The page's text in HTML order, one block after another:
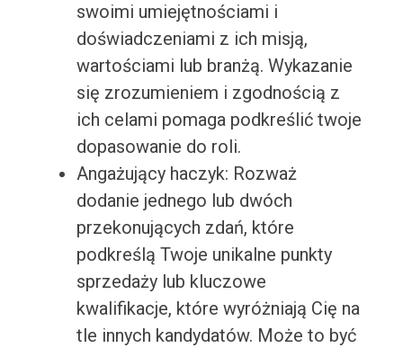
swoimi umiejętnościami i
doświadczeniami z ich misją,
wartościami lub branżą. Wykazanie
się zrozumieniem i zgodnością z
ich celami pomaga podkreślić twoje
dopasowanie do roli.
Angażujący haczyk: Rozważ
dodanie jednego lub dwóch
przekonujących zdań, które
podkreślą Twoje unikalne punkty
sprzedaży lub kluczowe
kwalifikacje, które wyróżniają Cię na
tle innych kandydatów. Może to być